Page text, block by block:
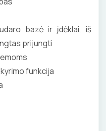
GRĄŽTAI
bazė ir įdėklai, iš
prijungti
funkcija